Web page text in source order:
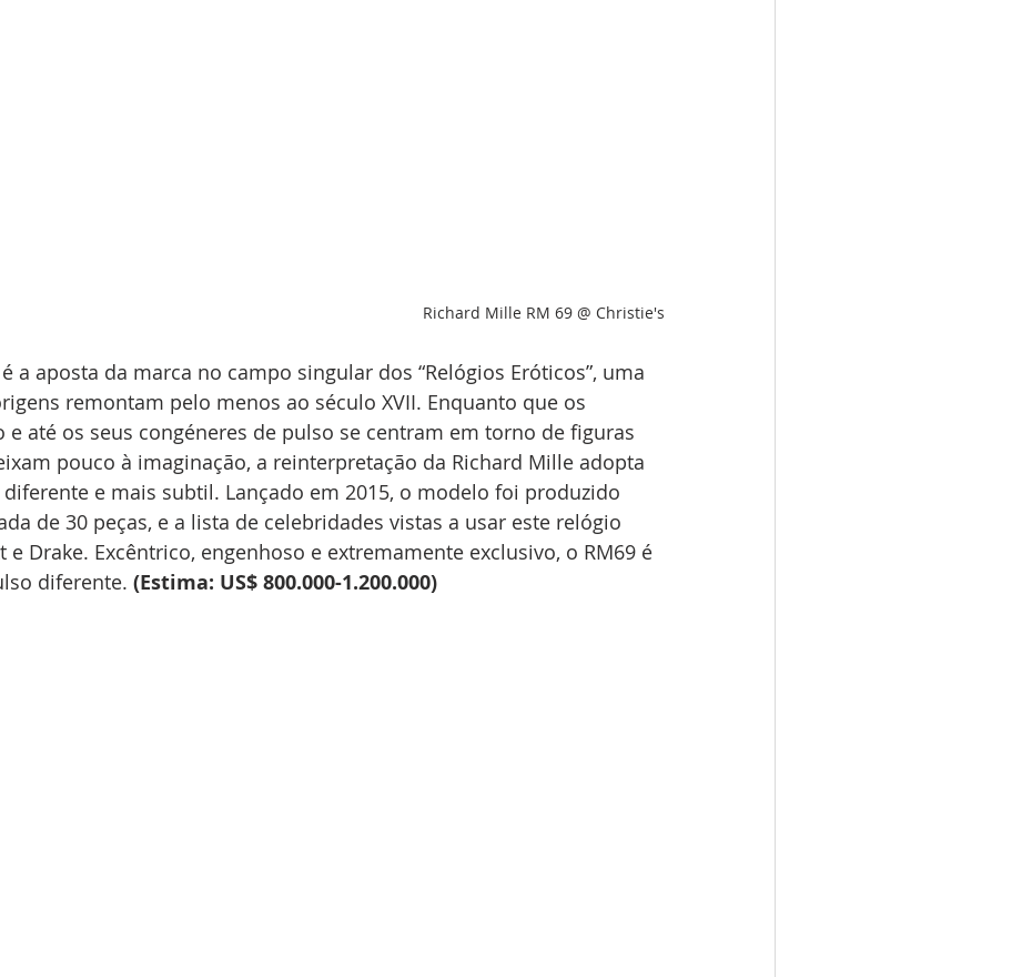
Richard Mille RM 69 @ Christie's
a aposta da marca no campo singular dos “Relógios Eróticos”, uma
remontam pelo menos ao século XVII. Enquanto que os
e até os seus congéneres de pulso se centram em torno de figuras
pouco à imaginação, a reinterpretação da Richard Mille adopta
e mais subtil. Lançado em 2015, o modelo foi produzido
de 30 peças, e a lista de celebridades vistas a usar este relógio
e Drake. Excêntrico, engenhoso e extremamente exclusivo, o RM69 é
diferente. (Estima: US$ 800.000-1.200.000)